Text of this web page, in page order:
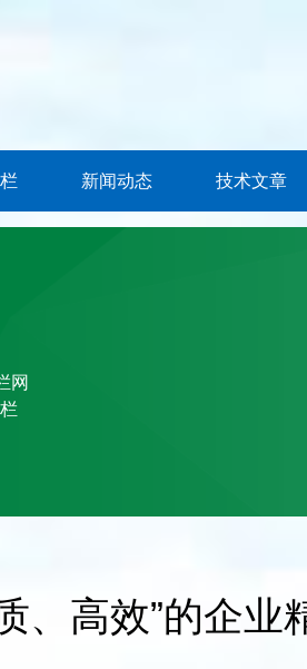
新闻动态 技术文章
网
、高效”的企业